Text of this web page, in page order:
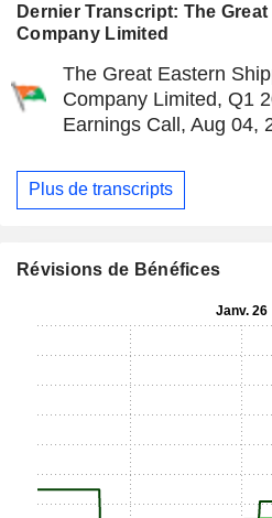
Dernier Transcript: The
Company Limited
The Great Eastern
Company Limited, Q1
Earnings Call, Aug 04,
Plus de transcripts
Révisions de Bénéfices